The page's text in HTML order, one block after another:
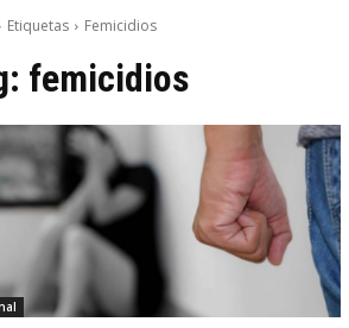
Etiquetas Femicidios
femicidios